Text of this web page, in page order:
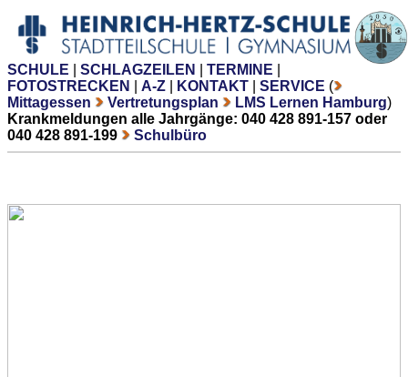
SCHULE SCHLAGZEILEN TERMINE
FOTOSTRECKEN
A-Z KONTAKT SERVICE (
Mittagessen
Vertretungsplan LMS Lernen Hamburg)
Krankmeldungen alle Jahrgänge: 040 428 891-157 oder
040 428 891-199
Schulbüro